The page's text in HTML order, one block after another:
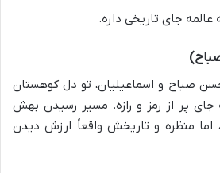
جای تاریخی داره.
صباح و اسماعیلیان، تو دل کوهستان
جای پر از رمز و رازه. مسیر رسیدن بهش
اما منظره و تاریخش واقعاً ارزش دیدن